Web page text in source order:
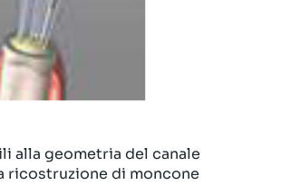
alla geometria del canale
ricostruzione di moncone